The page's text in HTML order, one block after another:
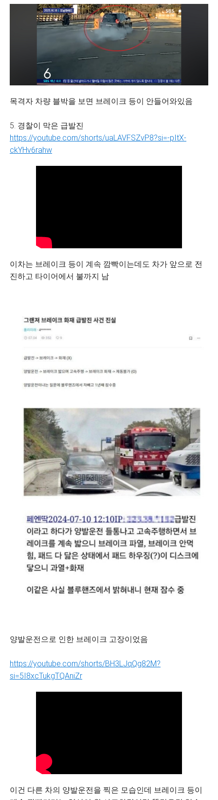
목격자 차량 블박을 보면 브레이크 등이 안들어와있음
5. 경찰이 막은 급발진
https://youtube.com/shorts/uaLAVFSZvP8?si=-pItX-
ckYHv6rahw
이차는 브레이크 등이 계속 깜빡이는데도 차가 앞으로 전
진하고 타이어에서 불까지 남
양발운전으로 인한 브레이크 고장이었음
https://youtube.com/shorts/BH3LJqQg82M?
si=5I8xcTukgTQAniZr
이건 다른 차의 양발운전을 찍은 모습인데 브레이크 등이